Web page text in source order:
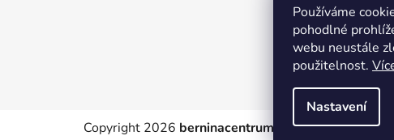
Používáme
pohodlné
webu neustále
použitelnost.
Nastavení
Copyright 2026 berninacentrum-av.cz. Všechna